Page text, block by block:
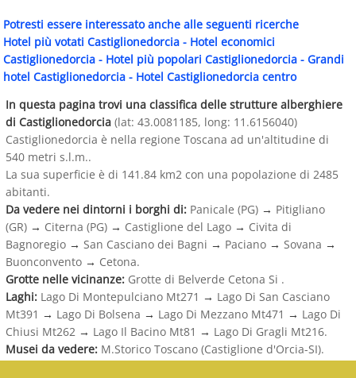
Potresti essere interessato anche alle seguenti ricerche
Hotel più votati Castiglionedorcia - Hotel economici
Castiglionedorcia - Hotel più popolari Castiglionedorcia - Grandi
hotel Castiglionedorcia - Hotel Castiglionedorcia centro
In questa pagina trovi una classifica delle strutture alberghiere
di Castiglionedorcia (lat: 43.0081185, long: 11.6156040)
Castiglionedorcia è nella regione Toscana ad un'altitudine di
540 metri s.l.m..
La sua superficie è di 141.84 km2 con una popolazione di 2485
abitanti.
Da vedere nei dintorni i borghi di: Panicale (PG) → Pitigliano
(GR) → Citerna (PG) → Castiglione del Lago → Civita di
Bagnoregio → San Casciano dei Bagni → Paciano → Sovana →
Buonconvento → Cetona.
Grotte nelle vicinanze: Grotte di Belverde Cetona Si .
Laghi: Lago Di Montepulciano Mt271 → Lago Di San Casciano
Mt391 → Lago Di Bolsena → Lago Di Mezzano Mt471 → Lago Di
Chiusi Mt262 → Lago Il Bacino Mt81 → Lago Di Gragli Mt216.
Musei da vedere: M.Storico Toscano (Castiglione d'Orcia-SI).